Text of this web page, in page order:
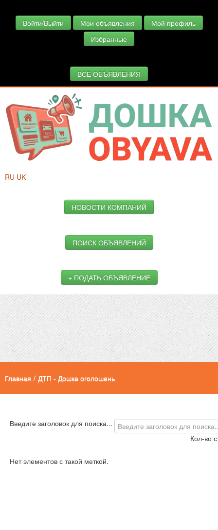
Войти/Выйти Мои объявления
Мой профиль
Избранные
ВСЕ ОБЪЯВЛЕНИЯ
RU UK
НОВОСТИ КОМПАНИЙ
ПОИСК ОБЪЯВЛЕНИЙ
+ ПОДАТЬ ОБЪЯВЛЕНИЕ
Главная / ДТП - Дошка оголошень
Введите заголовок для поиска...
Кол-во
Нет элементов с такой меткой.